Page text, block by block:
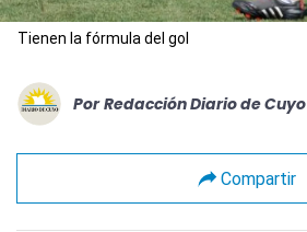
Tienen la fórmula del gol
Por Redacción Diario de Cuyo
Compartir